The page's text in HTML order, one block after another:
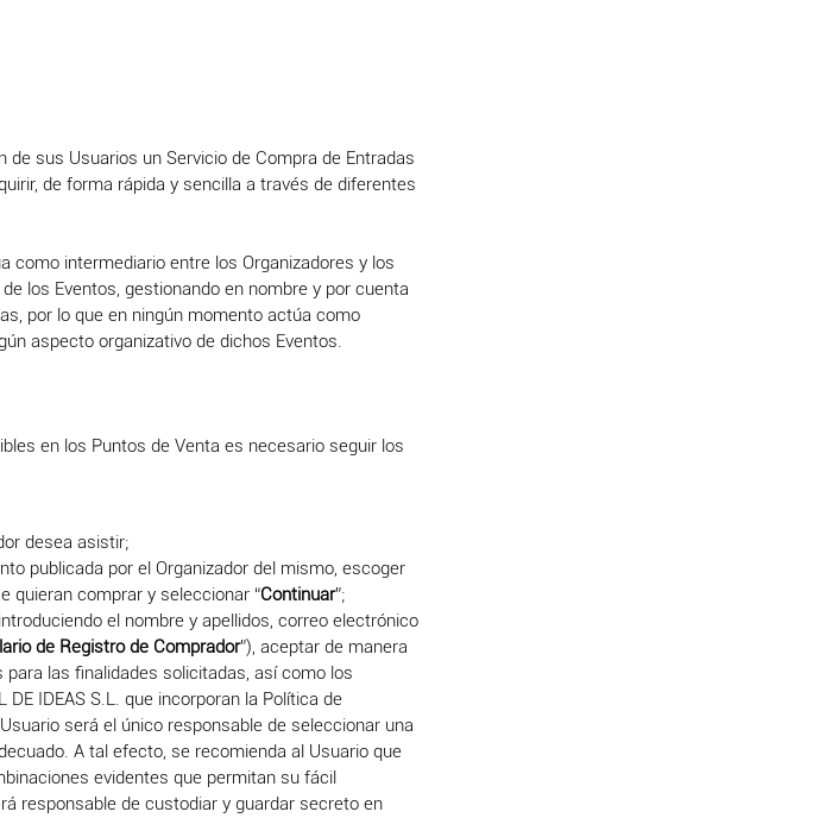
de sus Usuarios un Servicio de Compra de Entradas
de forma rápida y sencilla a través de diferentes
como intermediario entre los Organizadores y los
los Eventos, gestionando en nombre y por cuenta
por lo que en ningún momento actúa como
aspecto organizativo de dichos Eventos.
en los Puntos de Venta es necesario seguir los
desea asistir;
publicada por el Organizador del mismo, escoger
quieran comprar y seleccionar “Continuar”;
el nombre y apellidos, correo electrónico
de Registro de Comprador”), aceptar de manera
las finalidades solicitadas, así como los
IDEAS S.L. que incorporan la Política de
Usuario será el único responsable de seleccionar una
A tal efecto, se recomienda al Usuario que
evidentes que permitan su fácil
responsable de custodiar y guardar secreto en